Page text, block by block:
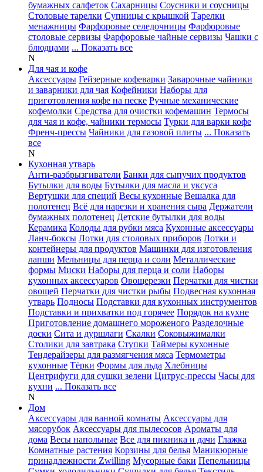
бумажных салфеток Сахарницы Соусники и соусницы
Столовые тарелки Супницы с крышкой Тарелки
менажницы Фарфоровые селедочницы Фарфоровые
столовые сервизы Фарфоровые чайные сервизы Чашки с
блюдцами ... Показать все
N
Для чая и кофе
Аксессуары Гейзерные кофеварки Заварочные чайники
и заварники для чая Кофейники Наборы для
приготовления кофе на песке Ручные механические
кофемолки Средства для очистки кофемашин Термосы
для чая и кофе, чайники термосы Турки для варки кофе
Френч-прессы Чайники для газовой плиты ... Показать
все
N
Кухонная утварь
Анти-разбрызгиватели Банки для сыпучих продуктов
Бутылки для воды Бутылки для масла и уксуса
Вертушки для специй Весы кухонные Вешалка для
полотенец Всё для нарезки и хранения сыра Держатели
бумажных полотенец Детские бутылки для воды
Керамика Колоды для рубки мяса Кухонные аксессуары
Ланч-боксы Лотки для столовых приборов Лотки и
контейнеры для продуктов Машинки для изготовления
лапши Мельницы для перца и соли Металлические
формы Миски Наборы для перца и соли Наборы
кухонных аксессуаров Овощерезки Перчатки для чистки
овощей Перчатки для чистки рыбы Подвесная кухонная
утварь Подносы Подставки для кухонных инструментов
Подставки и прихватки под горячее Порядок на кухне
Приготовление домашнего мороженого Разделочные
доски Сита и дуршлаги Скалки Соковыжималки
Столики для завтрака Ступки Таймеры кухонные
Тендерайзеры для размягчения мяса Термометры
кухонные Тёрки Формы для льда Хлебницы
Центрифуги для сушки зелени Цитрус-прессы Часы для
кухни ... Показать все
N
Дом
Аксессуары для ванной комнаты Аксессуары для
мясорубок Аксессуары для пылесосов Ароматы для
дома Весы напольные Все для пикника и дачи Глажка
Комнатные растения Корзины для белья Маникюрные
принадлежности Zwilling Мусорные баки Пепельницы